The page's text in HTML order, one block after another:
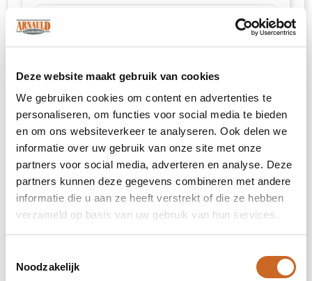
Deze website maakt gebruik van cookies
We gebruiken cookies om content en advertenties te
personaliseren, om functies voor social media te bieden
en om ons websiteverkeer te analyseren. Ook delen we
informatie over uw gebruik van onze site met onze
partners voor social media, adverteren en analyse. Deze
partners kunnen deze gegevens combineren met andere
informatie die u aan ze heeft verstrekt of die ze hebben
verzameld op basis van uw gebruik van hun services.
Noodzakelijk
Borduren
rechter borst (99x99mm)
Onbewerkt
Borduren
impact volledige voorzijde (99x99mm)